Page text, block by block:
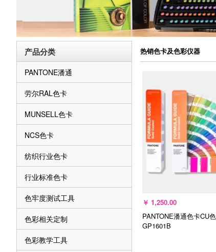
产品分类
PANTONE潘通
劳尔RAL色卡
MUNSELL色卡
NCS色卡
纺织行业色卡
行业标准色卡
色牢度测试工具
色彩相关定制
色彩教学工具
热销色卡及色彩仪器
￥ 1,250.00
PANTONE潘通色卡CU
GP1601B